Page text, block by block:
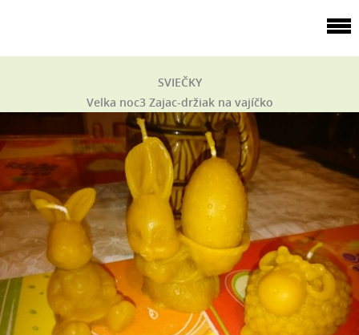
SVIEČKY
Velka noc3 Zajac-držiak na vajíčko